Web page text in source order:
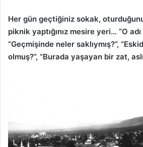
Her gün geçtiğiniz sokak,
piknik yaptığınız mesire yeri… “O adı
“Geçmişinde neler saklıymış?”,
olmuş?”, “Burada yaşayan bir zat,